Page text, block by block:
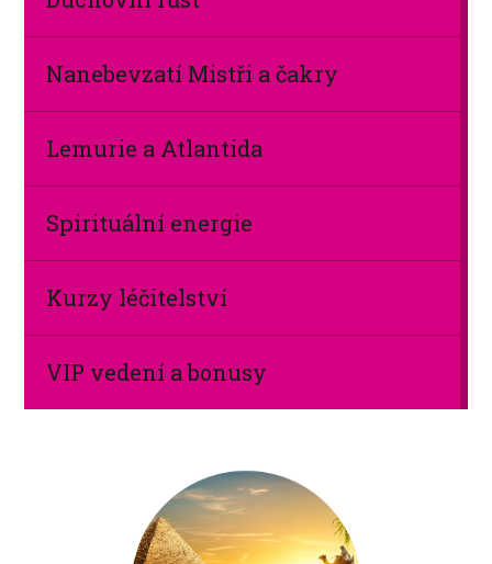
Nanebevzatí Mistři a čakry
Lemurie a Atlantida
Spirituální energie
Kurzy léčitelství
VIP vedení a bonusy